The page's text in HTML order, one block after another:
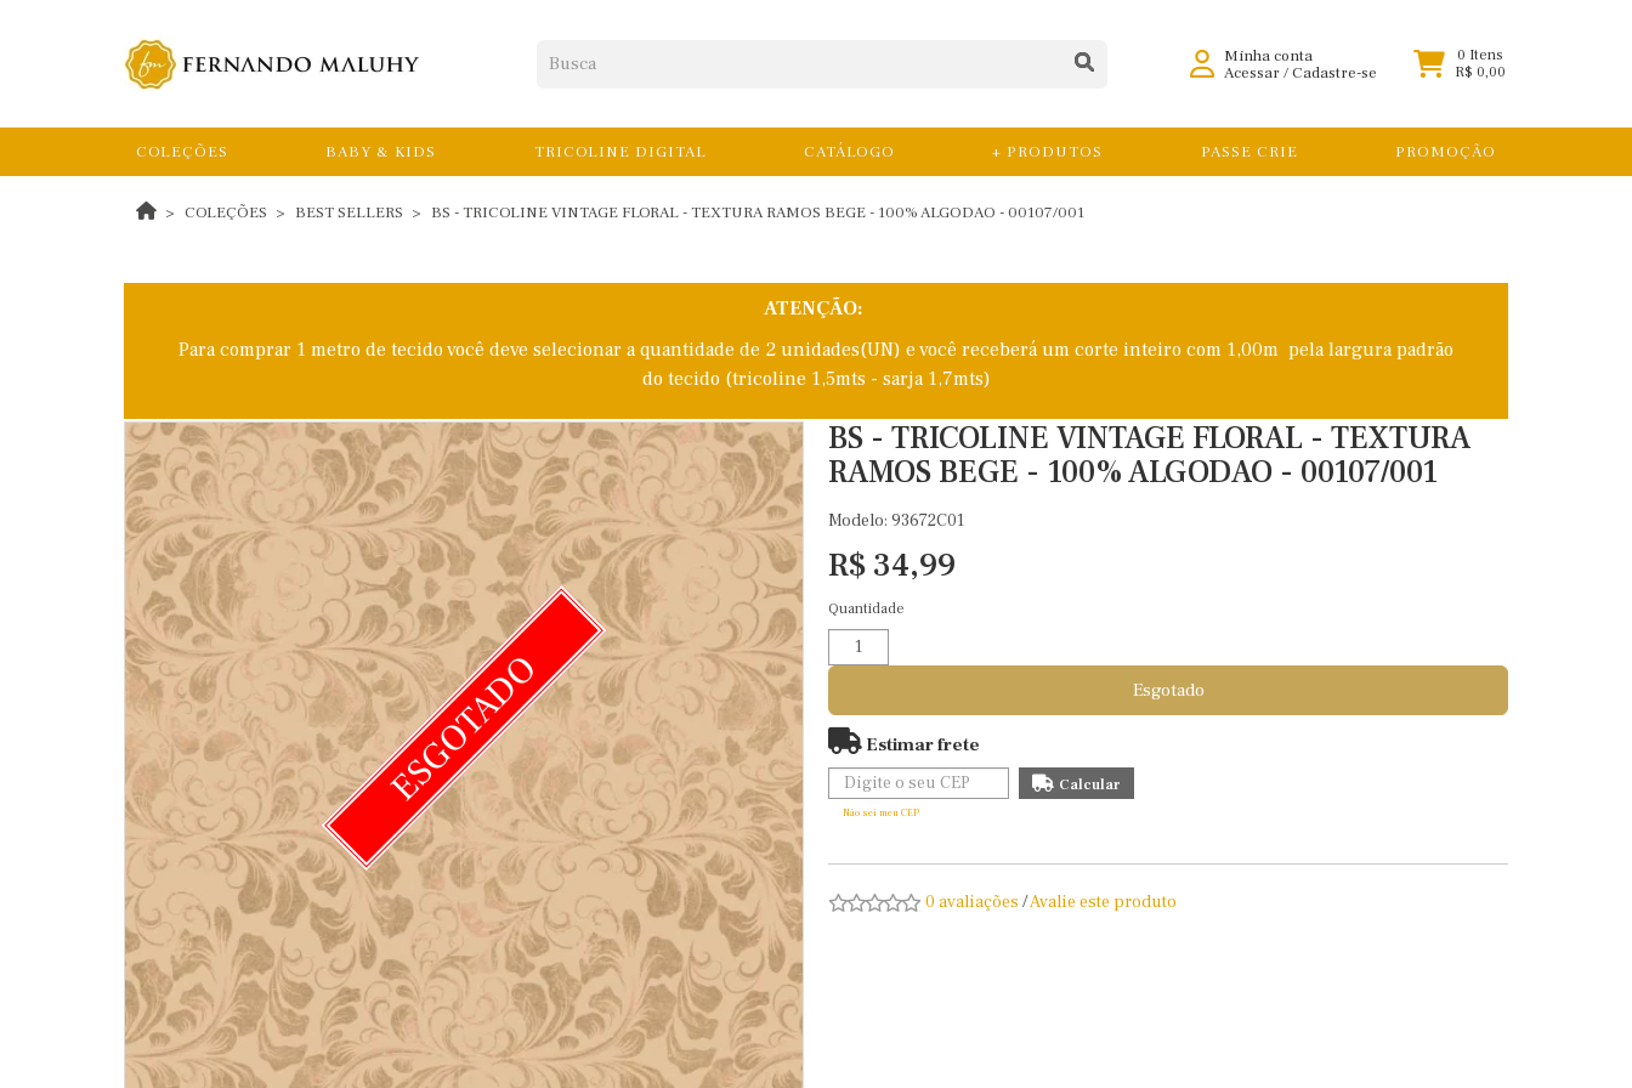
Minha conta
Acessar/Cadastre-se
0 Itens
R$ 0,00
COLEÇÕES BABY & KIDS TRICOLINE DIGITAL CATÁLOGO + PRODUTOS PASSE CRIE PROMOÇÃO
COLEÇÕES BEST SELLERS BS - TRICOLINE VINTAGE FLORAL - TEXTURA RAMOS BEGE - 100% ALGODAO - 00107/001
ATENÇÃO:
Para comprar 1 metro de tecido você deve selecionar a quantidade de 2 unidades(UN) e você receberá um corte inteiro com 1,00m pela largura padrão
do tecido (tricoline 1,5mts - sarja 1,7mts)
ESGOTADO
BS - TRICOLINE VINTAGE FLORAL - TEXTURA
RAMOS BEGE - 100% ALGODAO - 00107/001
Modelo: 93672C01
R$ 34,99
Quantidade
Esgotado
Estimar frete
Não sei meu CEP
0 avaliações /Avalie este produto